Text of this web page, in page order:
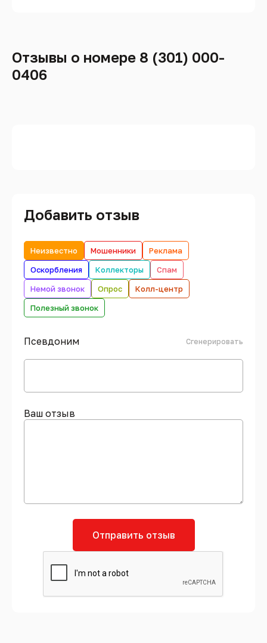
Отзывы о номере 8 (301) 000-
0406
Добавить отзыв
Неизвестно Мошенники
Реклама
Оскорбления
Коллекторы
Спам
Немой звонок
Опрос
Колл-центр
Полезный звонок
Псевдоним Сгенерировать
Ваш отзыв
Отправить отзыв